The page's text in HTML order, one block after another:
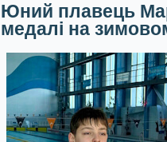
Юний плавець
медалі на